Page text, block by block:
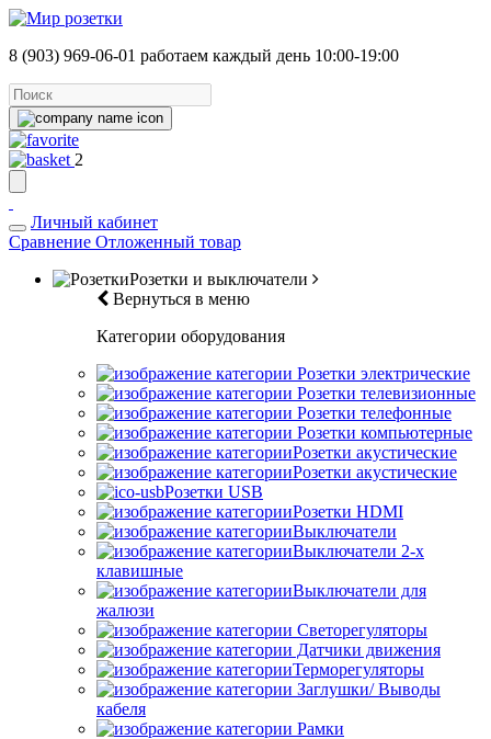
8 (903) 969-06-01 работаем каждый день 10:00-19:00
2
Личный кабинет
Сравнение Отложенный товар
Розетки и выключатели
Вернуться в меню
Категории оборудования
Розетки электрические
Розетки телевизионные
Розетки телефонные
Розетки компьютерные
Розетки акустические
Розетки акустические
Розетки USB
Розетки HDMI
Выключатели
Выключатели 2-х
клавишные
Выключатели для
жалюзи
Светорегуляторы
Датчики движения
Терморегуляторы
Заглушки/ Выводы
кабеля
Рамки